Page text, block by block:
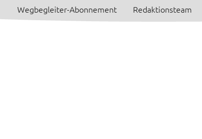
Wegbegleiter-Abonnement Redaktionsteam